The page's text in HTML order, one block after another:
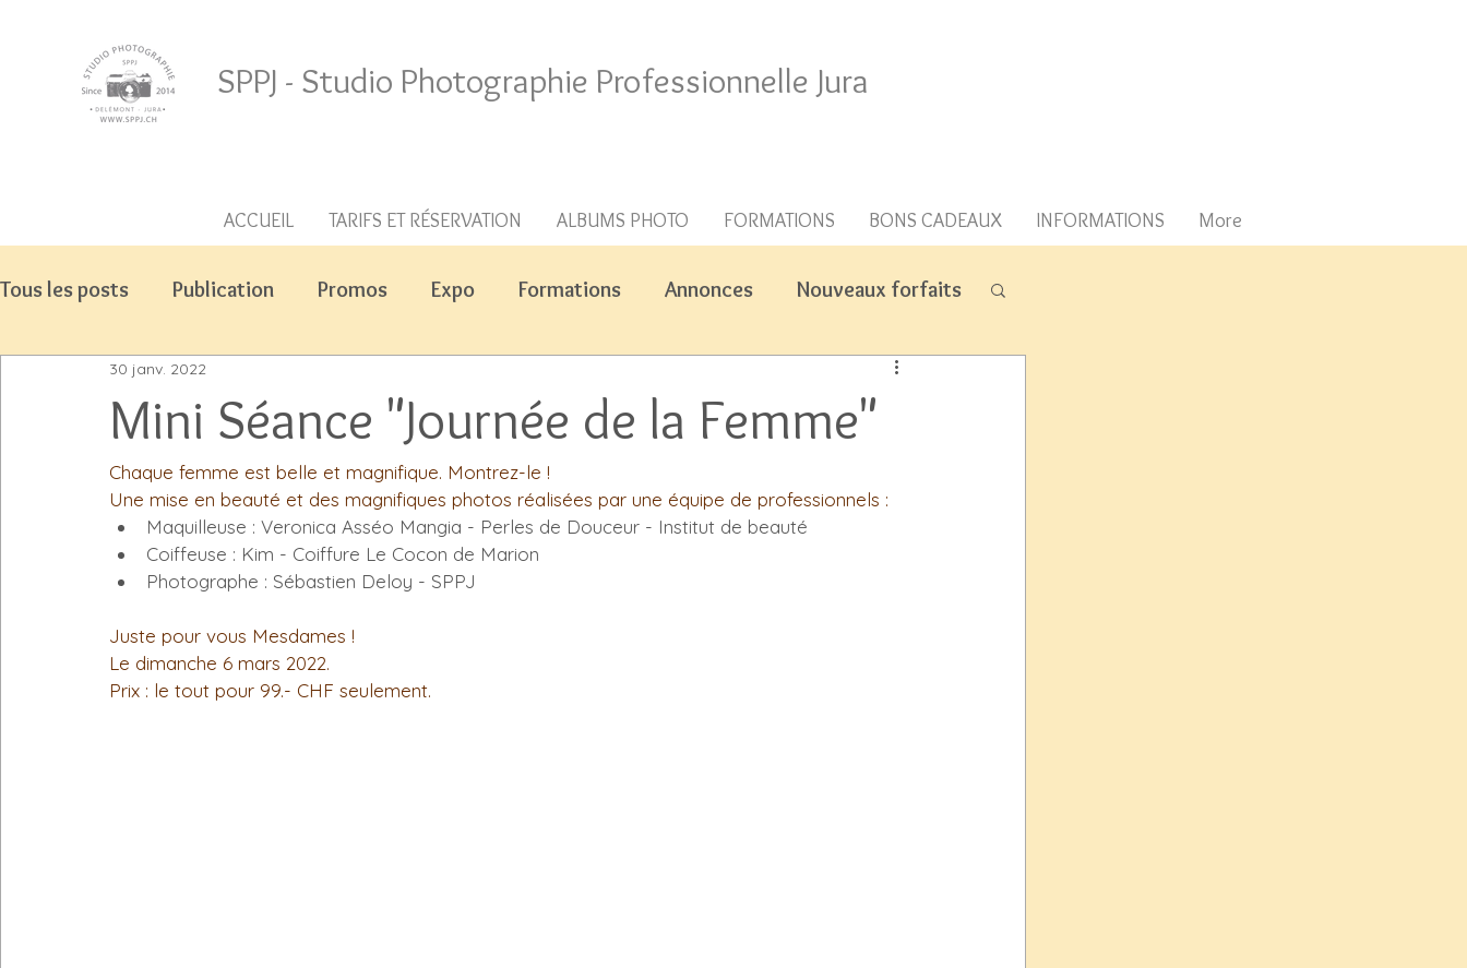
SPPJ - Studio Photographie Professionnelle Jura
ACCUEIL TARIFS ET RÉSERVATION ALBUMS PHOTO FORMATIONS BONS CADEAUX INFORMATIONS More
Tous les posts Publication Promos Expo Formations Annonces Nouveaux forfaits
Mini Séance "Journée de la Femme"
30 janv. 2022
Chaque femme est belle et magnifique. Montrez-le !
Une mise en beauté et des magnifiques photos réalisées par une équipe de professionnels :
Maquilleuse : Veronica Asséo Mangia - Perles de Douceur - Institut de beauté
Coiffeuse : Kim - Coiffure Le Cocon de Marion
Photographe : Sébastien Deloy - SPPJ
Juste pour vous Mesdames !
Le dimanche 6 mars 2022.
Prix : le tout pour 99.- CHF seulement.